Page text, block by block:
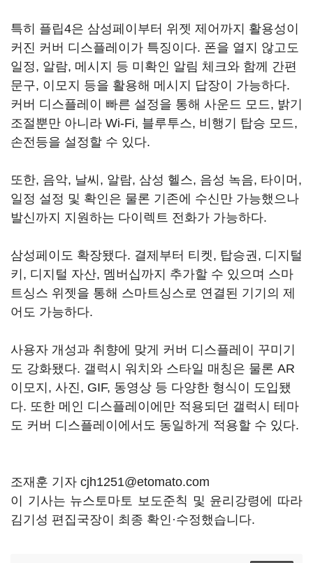
특히 플립4은 삼성페이부터 위젯 제어까지 활용성이
커진 커버 디스플레이가 특징이다. 폰을 열지 않고도
일정, 알람, 메시지 등 미확인 알림 체크와 함께 간편
문구, 이모지 등을 활용해 메시지 답장이 가능하다.
커버 디스플레이 빠른 설정을 통해 사운드 모드, 밝기
조절뿐만 아니라 Wi-Fi, 블루투스, 비행기 탑승 모드,
손전등을 설정할 수 있다.
또한, 음악, 날씨, 알람, 삼성 헬스, 음성 녹음, 타이머,
일정 설정 및 확인은 물론 기존에 수신만 가능했으나
발신까지 지원하는 다이렉트 전화가 가능하다.
삼성페이도 확장됐다. 결제부터 티켓, 탑승권, 디지털
키, 디지털 자산, 멤버십까지 추가할 수 있으며 스마
트싱스 위젯을 통해 스마트싱스로 연결된 기기의 제
어도 가능하다.
사용자 개성과 취향에 맞게 커버 디스플레이 꾸미기
도 강화됐다. 갤럭시 워치와 스타일 매칭은 물론 AR
이모지, 사진, GIF, 동영상 등 다양한 형식이 도입됐
다. 또한 메인 디스플레이에만 적용되던 갤럭시 테마
도 커버 디스플레이에서도 동일하게 적용할 수 있다.
조재훈 기자 cjh1251@etomato.com
이 기사는 뉴스토마토 보도준칙 및 윤리강령에 따라
김기성 편집국장이 최종 확인·수정했습니다.